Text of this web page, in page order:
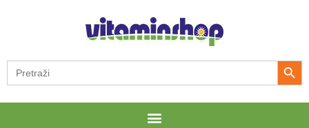
Search
for:
Search Button
Menu